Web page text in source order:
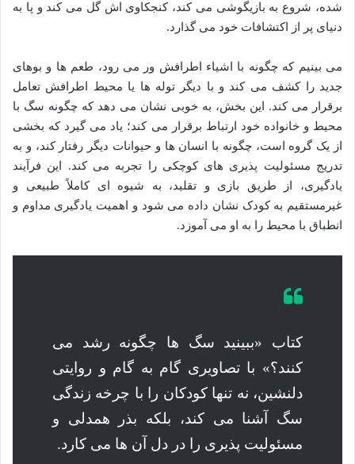
شده، شروع به بازیگوشی می کند، کنجکاوی اش گل می کند و پا به
دنیای پر از اکتشافات خود می گذارد.
می بینیم که چگونه با اشیاء اطرافش ور می رود، طعم ها و بوهای
جدید را کشف می کند و با دیگر توله ها یا محیط اطرافش تعامل
برقرار می کند. این بخش، به خوبی نشان می دهد که چگونه سگ با
محیط و خانواده خود ارتباط برقرار می کند؛ یاد می گیرد که بخشی
از یک گروه است، چگونه با انسان ها و حیوانات دیگر رفتار کند، و به
تدریج مسئولیت پذیری های کوچکی را تجربه می کند. این فرآیند
یادگیری، از طریق بازی و تقلید، به شیوه ای کاملاً طبیعی و
غیرمستقیم به کودک نشان داده می شود و اهمیت یادگیری مداوم و
انطباق با محیط را به او می آموزد.
کتاب «ببینید سگ ها چگونه رشد می
کنند؟» با تصاویری گام به گام و روایتی
دلنشین، نه تنها کودکان را با چرخه زندگی
سگ آشنا می کند، بلکه بذر همدلی و
مسئولیت پذیری را در دل آن ها می کارد.